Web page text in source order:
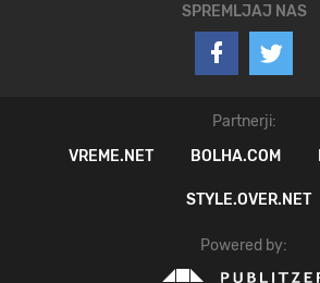
SPREMLJAJ NAS
Partnerji:
VREME.NET
BOLHA.COM
STYLE.OVER.NET
Powered by: